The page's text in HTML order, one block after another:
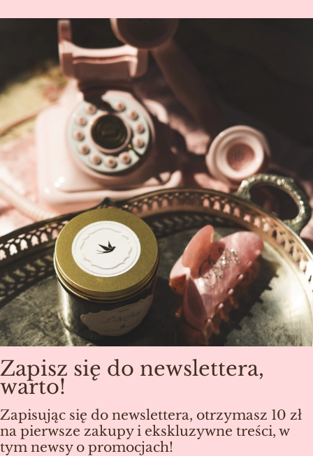
Zapisz się do newslettera,
warto!
Zapisując się do newslettera, otrzymasz 10 zł
na pierwsze zakupy i ekskluzywne treści, w
tym newsy o promocjach!